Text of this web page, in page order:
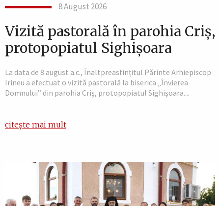
8 August 2026
Vizită pastorală în parohia Criș,
protopopiatul Sighișoara
La data de 8 august a.c., Înaltpreasfințitul Părinte Arhiepiscop
Irineu a efectuat o vizită pastorală la biserica „Învierea
Domnului” din parohia Criș, protopopiatul Sighișoara....
citește mai mult